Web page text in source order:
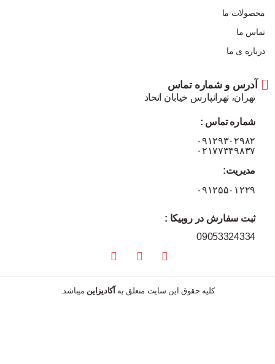
محصولات ما
تماس ما
درباره ی ما
آدرس و شماره تماس
تهران، تهرانپارس خیابان اتحاد
شماره تماس :
۰۹۱۲۹۳۰۲۹۸۲
۰۲۱۷۷۳۴۹۸۳۷
مدیریت:
۰۹۱۲۵۵۰۱۲۲۹
ثبت سفارش در روبیکا :
09053324334
کلیه حقوق این سایت متعلق بهآکادیزاینمیباشد.